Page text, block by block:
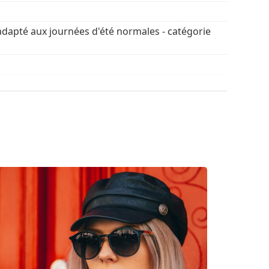
La couleur de l'étui et son design peuvent
des lunettes de soleil. Certains modèles
aux journées d'été normales - catégorie